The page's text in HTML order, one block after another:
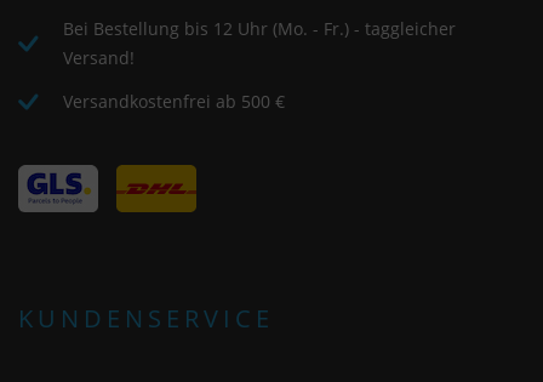
Bei Bestellung bis 12 Uhr (Mo. - Fr.) - taggleicher
Versand!
Versandkostenfrei ab 500 €
KUNDENSERVICE